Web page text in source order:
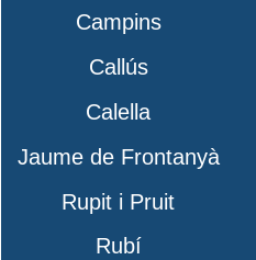
Campins
Callús
Calella
Jaume de Frontanyà
Rupit i Pruit
Rubí